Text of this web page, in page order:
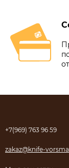
+7(969) 763 96 59
zakaz@knife-